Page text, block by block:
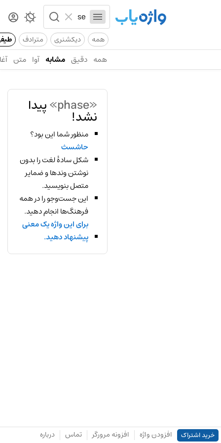
همه دیکشنری مترادف
همه دقیق مشابه آوا متن
«phase» پیدا
نشد!
منظور شما این بود؟
حاشسث
شکل سادهٔ لغت را بدون
نوشتن وندها و ضمایر
متصل بنویسید.
این جست‌وجو را در همه
فرهنگ‌ها انجام دهید.
برای این واژه یک معنی
پیشنهاد دهید.
خرید اشتراک افزودن واژه افزونه مرورگر تماس درباره